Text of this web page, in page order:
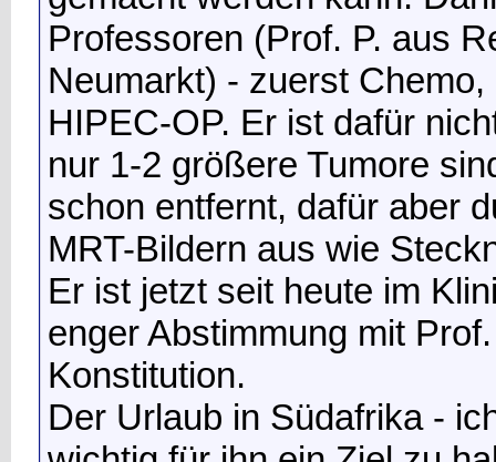
Professoren (Prof. P. aus
Neumarkt) - zuerst
HIPEC-OP. Er ist dafür
nur 1-2 größere Tumore
schon entfernt, dafür aber
MRT-Bildern aus wie
Er ist jetzt seit heute im
enger Abstimmung mit
Konstitution.
Der Urlaub in Südafrika -